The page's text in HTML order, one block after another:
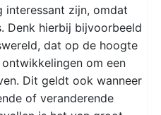
interessant zijn, omdat
Denk hierbij bijvoorbeeld
dat op de hoogte
om een
Dit geldt ook wanneer
of veranderende